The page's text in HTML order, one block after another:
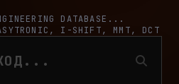
DATABASE...
I-SHIFT, MMT, DCT